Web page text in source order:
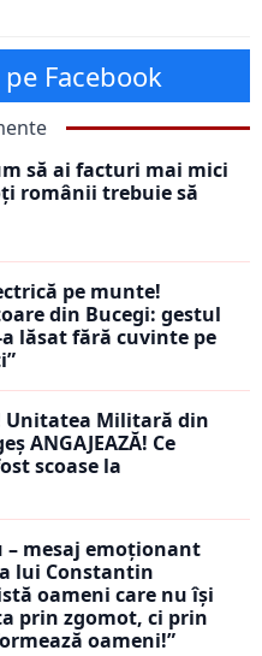
Facebook
să ai facturi mai mici
românii trebuie să
pe munte!
din Bucegi: gestul
lăsat fără cuvinte pe
Unitatea Militară din
ANGAJEAZĂ! Ce
scoase la
– mesaj emoționant
lui Constantin
oameni care nu își
prin zgomot, ci prin
oameni!”